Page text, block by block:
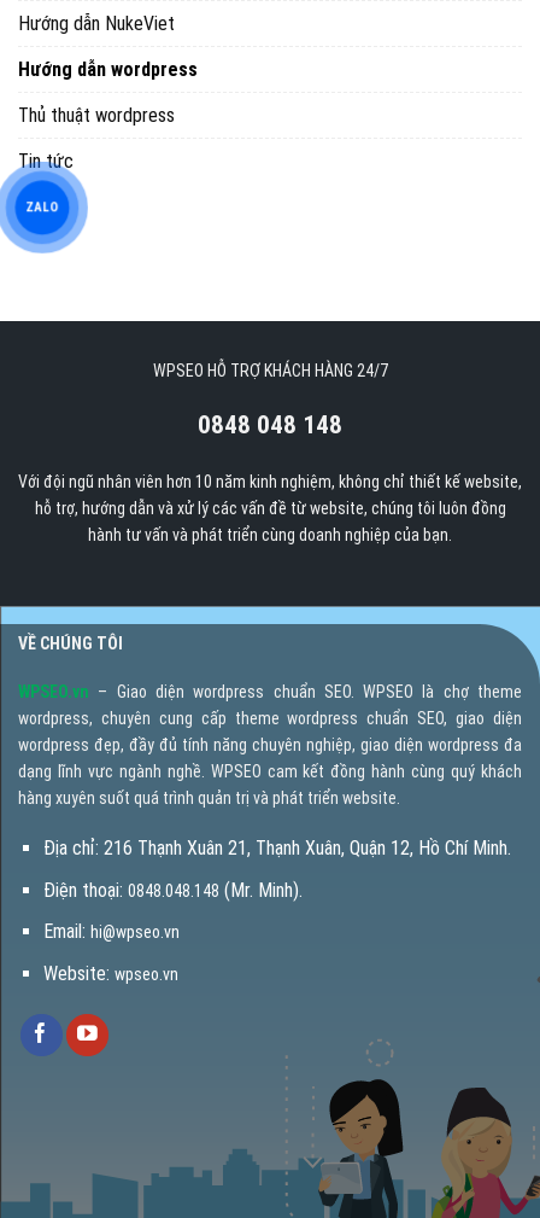
Hướng dẫn NukeViet
Hướng dẫn wordpress
Thủ thuật wordpress
Tin tức
WPSEO HỖ TRỢ KHÁCH HÀNG 24/7
0848 048 148
Với đội ngũ nhân viên hơn 10 năm kinh nghiệm, không chỉ thiết kế website,
hỗ trợ, hướng dẫn và xử lý các vấn đề từ website, chúng tôi luôn đồng
hành tư vấn và phát triển cùng doanh nghiệp của bạn.
VỀ CHÚNG TÔI
WPSEO.vn – Giao diện wordpress chuẩn SEO. WPSEO là chợ theme
wordpress, chuyên cung cấp theme wordpress chuẩn SEO, giao diện
wordpress đẹp, đầy đủ tính năng chuyên nghiệp, giao diện wordpress đa
dạng lĩnh vực ngành nghề. WPSEO cam kết đồng hành cùng quý khách
hàng xuyên suốt quá trình quản trị và phát triển website.
Địa chỉ: 216 Thạnh Xuân 21, Thạnh Xuân, Quận 12, Hồ Chí Minh.
Điện thoại: 0848.048.148 (Mr. Minh).
Email: hi@wpseo.vn
Website: wpseo.vn
ZALO